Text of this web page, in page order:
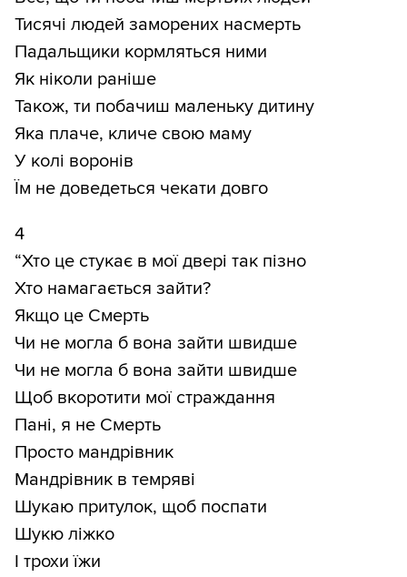
Тисячі людей заморених насмерть
Падальщики кормляться ними
Як ніколи раніше
Також, ти побачиш маленьку дитину
Яка плаче, кличе свою маму
У колі воронів
Їм не доведеться чекати довго
4
“Хто це стукає в мої двері так пізно
Хто намагається зайти?
Якщо це Смерть
Чи не могла б вона зайти швидше
Чи не могла б вона зайти швидше
Щоб вкоротити мої страждання
Пані, я не Смерть
Просто мандрівник
Мандрівник в темряві
Шукаю притулок, щоб поспати
Шукю ліжко
І трохи їжи